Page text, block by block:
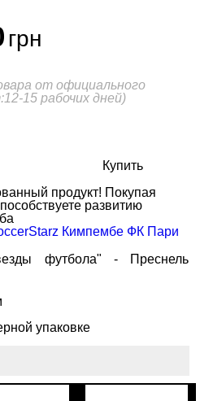
грн
от официального
15 рабочих дней)
Купить
продукт! Покупая
развитию
футбола" - Преснель
упаковке